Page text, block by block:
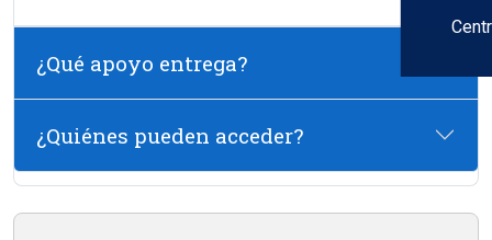
¿Qué apoyo entrega?
¿Quiénes pueden acceder?